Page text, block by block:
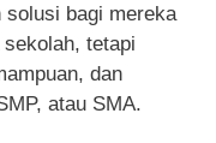
solusi bagi mereka
tetapi
dan
atau SMA.